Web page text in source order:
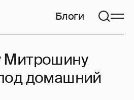
Блоги
Митрошину
домашний